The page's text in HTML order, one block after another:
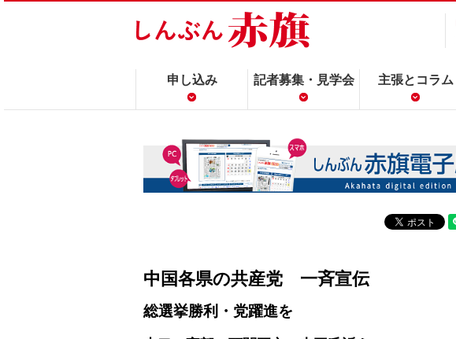
申し込み 記者募集・見学会 主張とコラム
中国各県の共産党 一斉宣伝
総選挙勝利・党躍進を